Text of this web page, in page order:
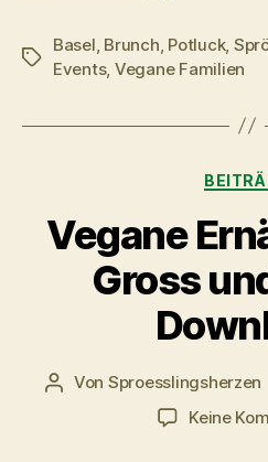
Schlagwörter
Basel Brunch Potluck,
Events, Vegane Familien
Vegane
Gross
Beitragsautor
Von Sproesslingsherzen
Keine